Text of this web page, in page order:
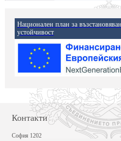
Национален план за
устойчивост
Контакти
София 1202